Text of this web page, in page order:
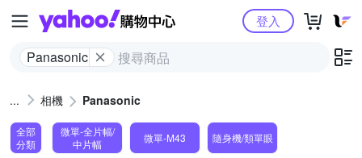
Yahoo購物中心
Panasonic
登入
相機 Panasonic
全部
分類
微單-全片幅/
中片幅
微單-M43 隨身機/類單眼